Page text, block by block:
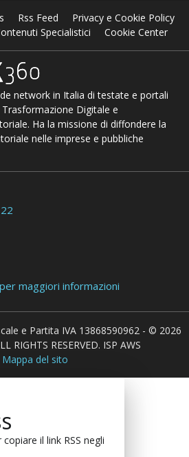
Rss Feed
Privacy e Cookie Policy
Specialistici
Cookie Center
network in Italia di testate e portali
Digitale e
Ha la missione di diffondere la
nelle imprese e pubbliche
maggiori informazioni
e Partita IVA 13868590962 - © 2026
RIGHTS RESERVED. ISP AWS
Mappa del sito
il link RSS negli